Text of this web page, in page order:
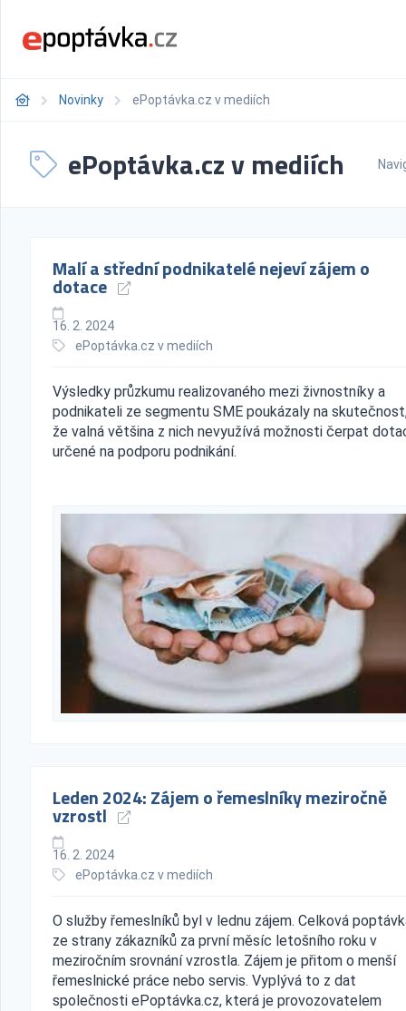
Novinky ePoptávka.cz v mediích
ePoptávka.cz v mediích
Malí a střední podnikatelé nejeví zájem o
dotace
16. 2. 2024
ePoptávka.cz v mediích
Výsledky průzkumu realizovaného mezi živnostníky a
podnikateli ze segmentu SME poukázaly na
že valná většina z nich nevyužívá možnosti čerpat
určené na podporu podnikání.
Leden 2024: Zájem o řemeslníky meziročně
vzrostl
16. 2. 2024
ePoptávka.cz v mediích
O služby řemeslníků byl v lednu zájem. Celková
ze strany zákazníků za první měsíc letošního roku v
meziročním srovnání vzrostla. Zájem je přitom o menší
řemeslnické práce nebo servis. Vyplývá to z dat
společnosti ePoptávka.cz, která je provozovatelem